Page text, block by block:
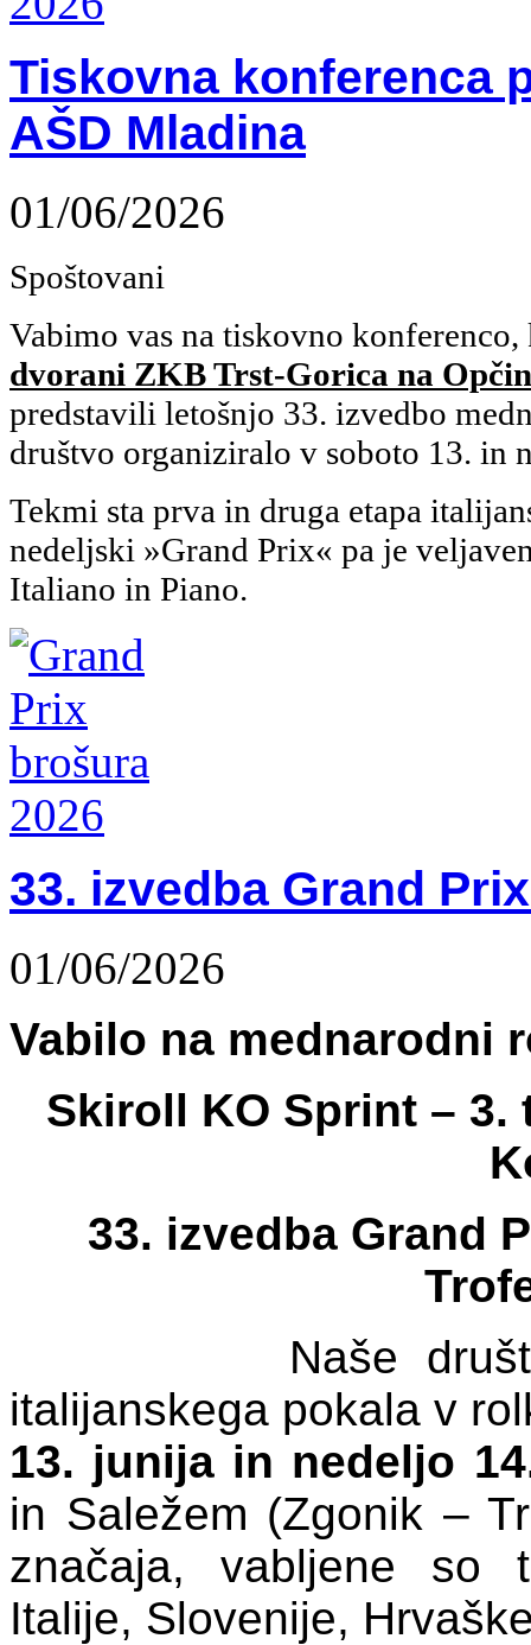
Tiskovna konferenca
AŠD Mladina
01/06/2026
Spoštovani
Vabimo vas na tiskovno
dvorani ZKB Trst-Gorica na
predstavili letošnjo 33. izvedbo
društvo organiziralo v soboto 13. in
Tekmi sta prva in druga etapa
nedeljski »Grand Prix« pa je
Italiano in Piano.
33. izvedba Grand
01/06/2026
Vabilo na mednarodni
Skiroll KO Sprint –
33. izvedba Grand
Naše
italijanskega pokala v
13. junija in nedeljo
in Saležem (Zgonik –
značaja, vabljene so
Italije, Slovenije,